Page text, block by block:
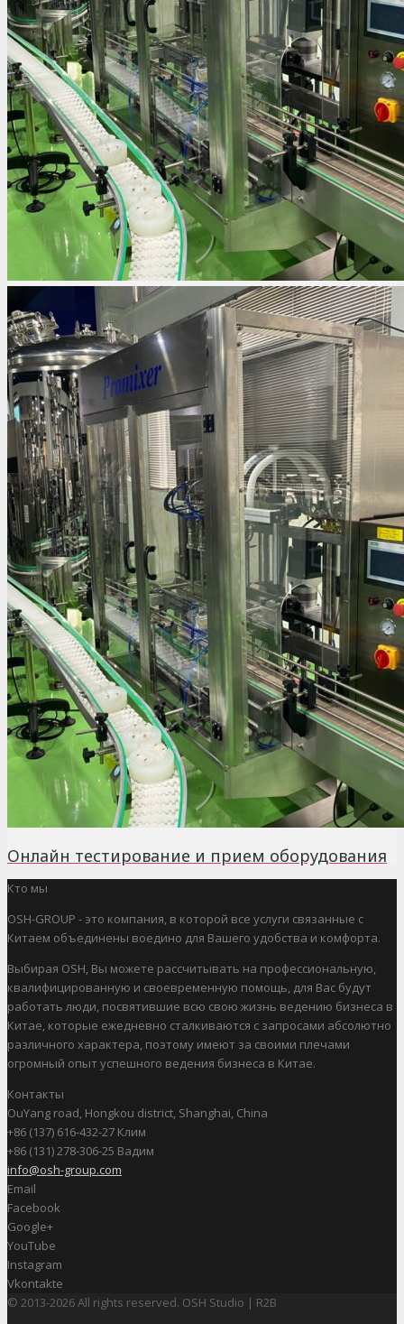
Онлайн тестирование и прием оборудования
Кто мы
OSH-GROUP - это компания, в которой все услуги связанные с
Китаем объединены воедино для Вашего удобства и комфорта.
Выбирая OSH, Вы можете рассчитывать на профессиональную,
квалифицированную и своевременную помощь, для Вас будут
работать люди, посвятившие всю свою жизнь ведению бизнеса в
Китае, которые ежедневно сталкиваются с запросами абсолютно
различного характера, поэтому имеют за своими плечами
огромный опыт успешного ведения бизнеса в Китае.
Контакты
OuYang road, Hongkou district, Shanghai, China
+86 (137) 616-432-27 Клим
+86 (131) 278-306-25 Вадим
info@osh-group.com
Email
Facebook
Google+
YouTube
Instagram
Vkontakte
© 2013-2026 All rights reserved. OSH Studio | R2B